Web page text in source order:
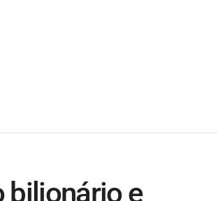
bilionário e